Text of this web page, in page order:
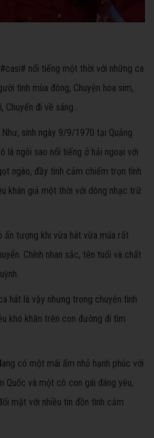
nổi tiếng một thời với những ca
tình mùa đông, Chuyện hoa sim,
Chuyến đi về sáng…
sinh ngày 9/9/1970 tại Quảng
là ngôi sao nổi tiếng ở hải ngoại với
ngào, đầy tình cảm chiếm trọn tình
khán giả một thời với dòng nhạc trữ
ấn tượng khi vừa hát vừa múa rất
Chính nhan sắc, tên tuổi và chất
hát là vậy nhưng trong chuyện tình
khó khăn trên con đường đi tìm
có một mái ấm nhỏ hạnh phúc với
Quốc và một cô con gái đáng yêu,
mặt với nhiều tin đồn tình cảm